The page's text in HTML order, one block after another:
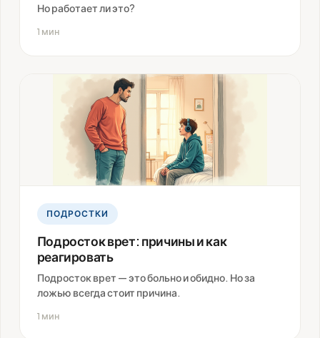
Но работает ли это?
1 мин
ПОДРОСТКИ
Подросток врет: причины и как
реагировать
Подросток врет — это больно и обидно. Но за
ложью всегда стоит причина.
1 мин